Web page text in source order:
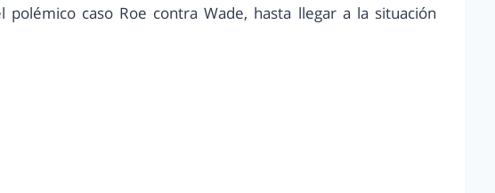
polémico caso Roe contra Wade, hasta llegar a la situación